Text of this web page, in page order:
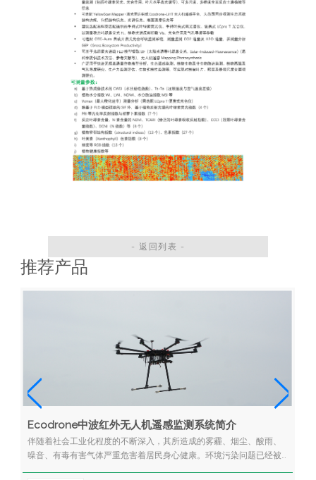
- 返回列表 -
推荐产品
Ecodrone中波红外无人机遥感监测系统简介
伴随着社会工业化程度的不断深入，其所造成的雾霾、烟尘、酸雨、
噪音、有毒有害气体严重危害着居民身心健康。环境污染问题已经被